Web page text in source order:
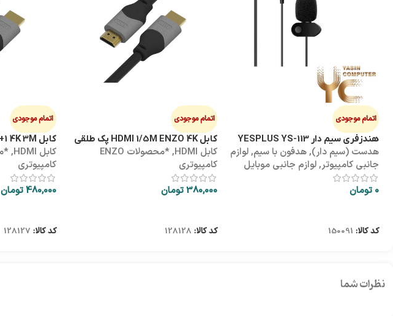
اتمام موجودی
هندزفری سیم دار YESPLUS YS-113
هدست (سیم دار),هدفون با سیم,لوازم
جانبی کامپیوتر,لوازم جانبی موبایل
0 تومان
کد کالا: 150091
اتمام موجودی
کابل HDMI 1/5M ENZO 4K پک طلقی
کابل HDMI ,
*محصولات ENZO
کامپیوتری
380,000تومان
کد کالا: 128128
اتمام موجودی
کابل ENZO HDMI 19+1 4K 3M
کابل HDMI ,
کامپیوتری
480,000تومان
کد کالا: 128127
نظرات شما